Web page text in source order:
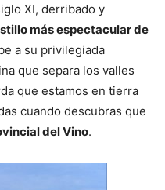
XI, derribado y
más espectacular de
a su privilegiada
que separa los valles
que estamos en tierra
cuando descubras que
del Vino.